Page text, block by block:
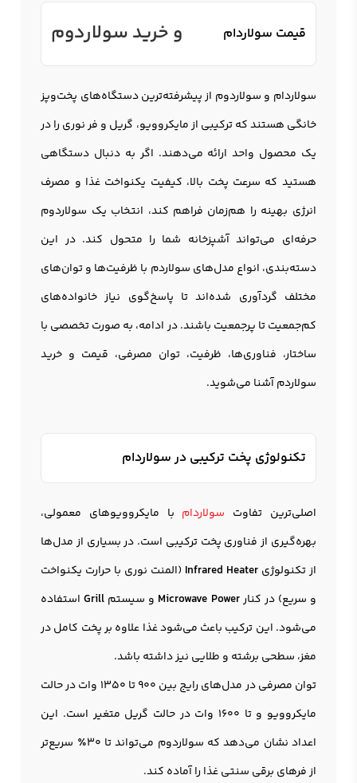
قیمت سولاردام و خرید سولاردوم
سولاردام و سولاردوم از پیشرفته‌ترین دستگاه‌های پخت‌وپز
خانگی هستند که ترکیبی از مایکروویو، گریل و فر نوری را در
یک محصول واحد ارائه می‌دهند. اگر به دنبال دستگاهی
هستید که سرعت پخت بالا، کیفیت یکنواخت غذا و مصرف
انرژی بهینه را هم‌زمان فراهم کند، انتخاب یک سولاردوم
حرفه‌ای می‌تواند آشپزخانه شما را متحول کند. در این
دسته‌بندی، انواع مدل‌های سولاردم با ظرفیت‌ها و توان‌های
مختلف گردآوری شده‌اند تا پاسخ‌گوی نیاز خانواده‌های
کم‌جمعیت تا پرجمعیت باشند. در ادامه، به صورت تخصصی با
ساختار، فناوری‌ها، ظرفیت، توان مصرفی، قیمت و خرید
سولاردم آشنا می‌شوید.
تکنولوژی پخت ترکیبی در سولاردام
اصلی‌ترین تفاوت سولاردام با مایکروویوهای معمولی،
بهره‌گیری از فناوری پخت ترکیبی است. در بسیاری از مدل‌ها
از تکنولوژیInfrared Heater (المنت نوری با حرارت یکنواخت
و سریع) در کنارMicrowave Power و سیستم Grillاستفاده
می‌شود. این ترکیب باعث می‌شود غذا علاوه بر پخت کامل در
مغز، سطحی برشته و طلایی نیز داشته باشد.
توان مصرفی در مدل‌های رایج بین 900 تا 1350 وات در حالت
مایکروویو و تا 1600 وات در حالت گریل متغیر است. این
اعداد نشان می‌دهد که سولاردوم می‌تواند تا 30٪ سریع‌تر
از فرهای برقی سنتی غذا را آماده کند.